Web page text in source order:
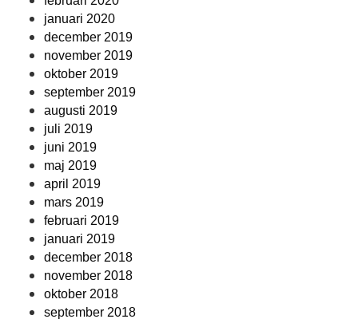
januari 2020
december 2019
november 2019
oktober 2019
september 2019
augusti 2019
juli 2019
juni 2019
maj 2019
april 2019
mars 2019
februari 2019
januari 2019
december 2018
november 2018
oktober 2018
september 2018